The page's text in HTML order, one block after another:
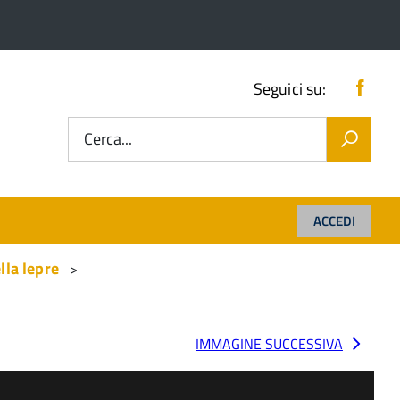
Seguici su:
Cerca...
ACCEDI
lepre
IMMAGINE SUCCESSIVA